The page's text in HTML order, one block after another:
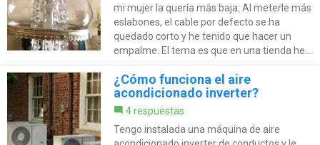
mi mujer la quería más baja. Al meterle más
eslabones, el cable por defecto se ha
quedado corto y he tenido que hacer un
empalme. El tema es que en una tienda he...
¿Cómo funciona el aire
acondicionado inverter?
4 respuestas
Tengo instalada una máquina de aire